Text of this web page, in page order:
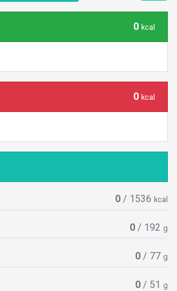
0 kcal
0 kcal
0 / 1536 kcal
0 / 192 g
0 / 77 g
0 / 51 g